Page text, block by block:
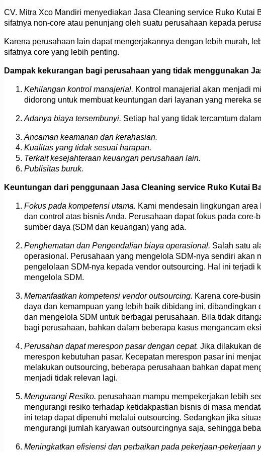
CV. Mitra Xco Mandiri menyediakan Jasa Cleaning service Ruko
sifatnya non-core atau penunjang oleh suatu perusahaan kepada
Karena perusahaan lain dapat mengerjakannya dengan lebih murah,
sifatnya core yang lebih penting.
Dampak kekurangan bagi perusahaan yang tidak menggunakan
Kehilangan kontrol manajerial. Kontrol manajerial akan menjadi
didorong untuk membuat keuntungan dari layanan yang mereka
Adanya biaya tersembunyi. Setiap hal yang tidak tercamtum
Ancaman keamanan dan kerahasian.
Kualitas yang tidak sesuai harapan.
Terkait kesejahteraan keuangan perusahaan lain.
Publisitas buruk.
Keuntungan dari penggunaan Jasa Cleaning service Ruko Kutai
Fokus pada kompetensi utama. Kami mendesain lingkungan
dan control atas bisnis Anda. Perusahaan dapat fokus pada
sumber daya (SDM dan keuangan) yang ada.
Penghematan dan Pengendalian biaya operasional. Salah satu
operasional. Perusahaan yang mengelola SDM-nya sendiri
pengelolaan SDM-nya kepada vendor outsourcing. Hal ini terjadi
mengelola SDM.
Memanfaatkan kompetensi vendor outsourcing. Karena core-
daya dan kemampuan yang lebih baik dibidang ini,
dan mengelola SDM untuk berbagai perusahaan. Bila tidak
bagi perusahaan, bahkan dalam beberapa kasus mengancam
Perusahan dapat merespon pasar dengan cepat. Jika dilakukan
merespon kebutuhan pasar. Kecepatan merespon pasar ini
melakukan outsourcing, beberapa perusahaan bahkan dapat
menjadi tidak relevan lagi.
Mengurangi Resiko. perusahaan mampu mempekerjakan lebih
mengurangi resiko terhadap ketidakpastian bisnis di masa
ini tetap dapat dipenuhi melalui outsourcing. Sedangkan jika
mengurangi jumlah karyawan outsourcingnya saja, sehingga
Meningkatkan efisiensi dan perbaikan pada pekerjaan-pekerjaan